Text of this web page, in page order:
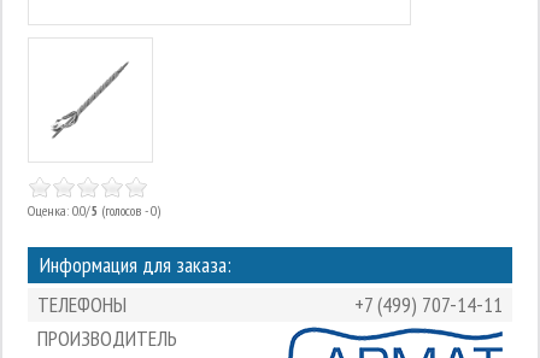
Оценка: 0.0/5 (голосов - 0)
Информация для заказа:
ТЕЛЕФОНЫ
+7 (499) 707-14-11
ПРОИЗВОДИТЕЛЬ